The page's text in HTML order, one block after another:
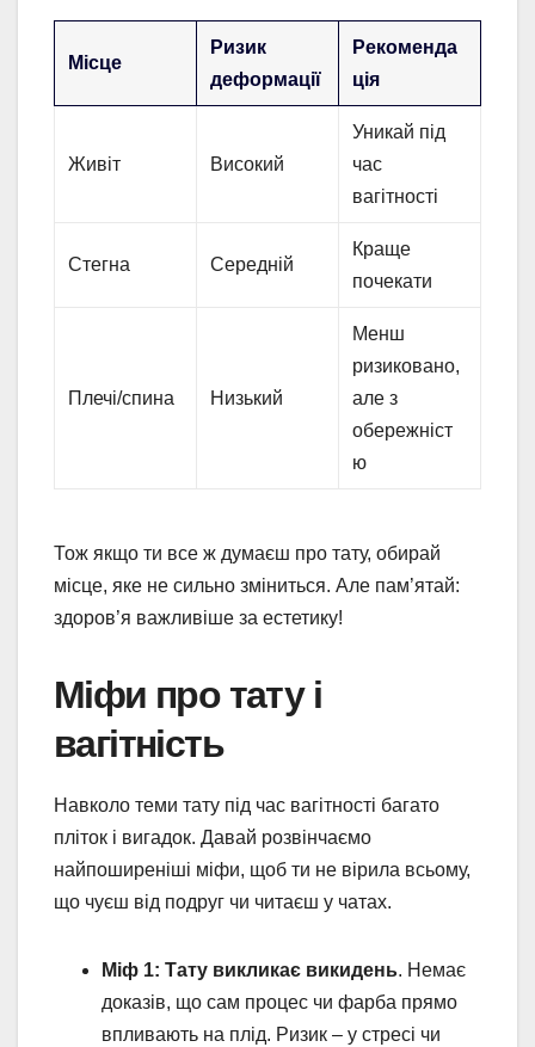
Місце
Ризик
деформації
Рекоменда
ція
Живіт Високий
Уникай під
час
вагітності
Стегна Середній
Краще
почекати
Плечі/спина Низький
Менш
ризиковано,
але з
обережніст
ю
Тож якщо ти все ж думаєш про тату, обирай
місце, яке не сильно зміниться. Але пам’ятай:
здоров’я важливіше за естетику!
Міфи про тату і
вагітність
Навколо теми тату під час вагітності багато
пліток і вигадок. Давай розвінчаємо
найпоширеніші міфи, щоб ти не вірила всьому,
що чуєш від подруг чи читаєш у чатах.
Міф 1: Тату викликає викидень. Немає
доказів, що сам процес чи фарба прямо
впливають на плід. Ризик – у стресі чи